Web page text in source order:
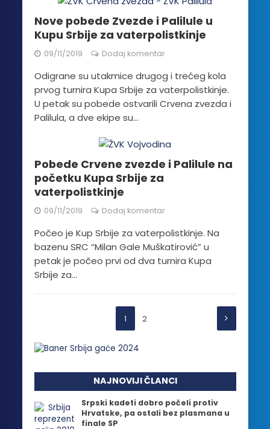
Nove pobede Zvezde i Palilule u
Kupu Srbije za vaterpolistkinje
09/11/2019 Dodaj komentar
Odigrane su utakmice drugog i trećeg kola
prvog turnira Kupa Srbije za vaterpolistkinje.
U petak su pobede ostvarili Crvena zvezda i
Palilula, a dve ekipe su...
Pobede Crvene zvezde i Palilule na
početku Kupa Srbije za
vaterpolistkinje
09/11/2019 Dodaj komentar
Počeo je Kup Srbije za vaterpolistkinje. Na
bazenu SRC “Milan Gale Muškatirović” u
petak je počeo prvi od dva turnira Kupa
Srbije za...
1 2
NAJNOVIJI ČLANCI
Srpski kadeti dobro počeli protiv
Hrvatske, pa ostali bez plasmana u
finale SP